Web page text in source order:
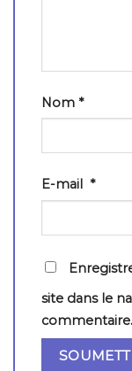
Nom *
E-mail *
site dans le
commentaire.